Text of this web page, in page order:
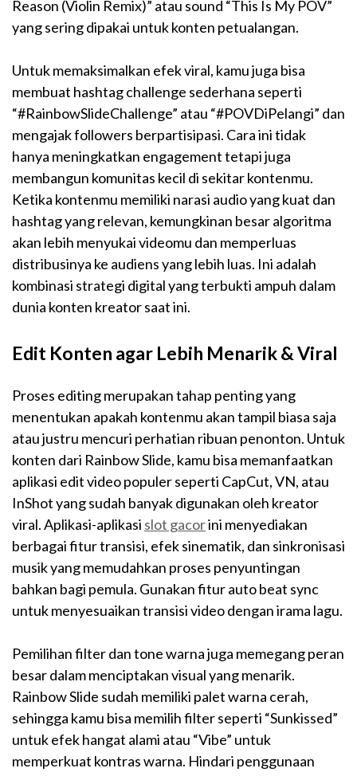
Reason (Violin Remix)” atau sound “This Is My POV”
yang sering dipakai untuk konten petualangan.
Untuk memaksimalkan efek viral, kamu juga bisa
membuat hashtag challenge sederhana seperti
“#RainbowSlideChallenge” atau “#POVDiPelangi” dan
mengajak followers berpartisipasi. Cara ini tidak
hanya meningkatkan engagement tetapi juga
membangun komunitas kecil di sekitar kontenmu.
Ketika kontenmu memiliki narasi audio yang kuat dan
hashtag yang relevan, kemungkinan besar algoritma
akan lebih menyukai videomu dan memperluas
distribusinya ke audiens yang lebih luas. Ini adalah
kombinasi strategi digital yang terbukti ampuh dalam
dunia konten kreator saat ini.
Edit Konten agar Lebih Menarik & Viral
Proses editing merupakan tahap penting yang
menentukan apakah kontenmu akan tampil biasa saja
atau justru mencuri perhatian ribuan penonton. Untuk
konten dari Rainbow Slide, kamu bisa memanfaatkan
aplikasi edit video populer seperti CapCut, VN, atau
InShot yang sudah banyak digunakan oleh kreator
viral. Aplikasi-aplikasi slot gacorini menyediakan
berbagai fitur transisi, efek sinematik, dan sinkronisasi
musik yang memudahkan proses penyuntingan
bahkan bagi pemula. Gunakan fitur auto beat sync
untuk menyesuaikan transisi video dengan irama lagu.
Pemilihan filter dan tone warna juga memegang peran
besar dalam menciptakan visual yang menarik.
Rainbow Slide sudah memiliki palet warna cerah,
sehingga kamu bisa memilih filter seperti “Sunkissed”
untuk efek hangat alami atau “Vibe” untuk
memperkuat kontras warna. Hindari penggunaan